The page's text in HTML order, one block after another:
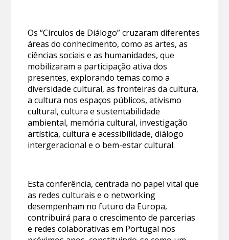
Os “Círculos de Diálogo” cruzaram diferentes
áreas do conhecimento, como as artes, as
ciências sociais e as humanidades, que
mobilizaram a participação ativa dos
presentes, explorando temas como a
diversidade cultural, as fronteiras da cultura,
a cultura nos espaços públicos, ativismo
cultural, cultura e sustentabilidade
ambiental, memória cultural, investigação
artística, cultura e acessibilidade, diálogo
intergeracional e o bem-estar cultural.
Esta conferência, centrada no papel vital que
as redes culturais e o networking
desempenham no futuro da Europa,
contribuirá para o crescimento de parcerias
e redes colaborativas em Portugal nos